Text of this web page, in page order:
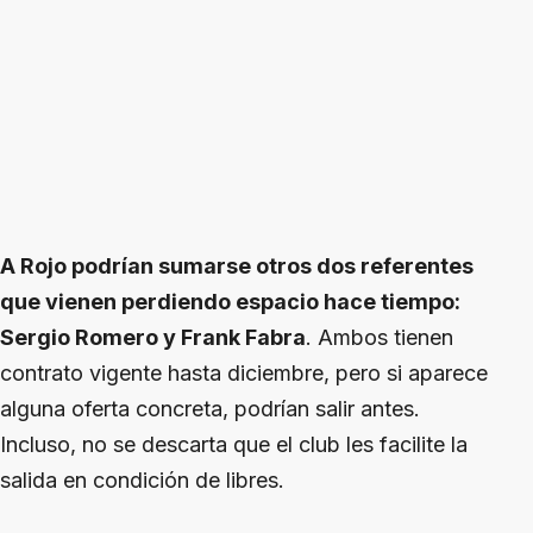
A Rojo podrían sumarse otros dos referentes
que vienen perdiendo espacio hace tiempo:
Sergio Romero y Frank Fabra. Ambos tienen
contrato vigente hasta diciembre, pero si aparece
alguna oferta concreta, podrían salir antes.
Incluso, no se descarta que el club les facilite la
salida en condición de libres.